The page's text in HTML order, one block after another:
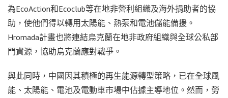
為EcoAction和Ecoclub等在地非營利組織及海外捐助者的協
助，使他們得以轉用太陽能、熱泵和電池儲能備援。
Hromada計畫也將連結烏克蘭在地非政府組織與全球公私部
門資源，協助烏克蘭應對戰爭。
與此同時，中國因其積極的再生能源轉型策略，已在全球風
能、太陽能、電池及電動車市場中佔據主導地位。然而，勞